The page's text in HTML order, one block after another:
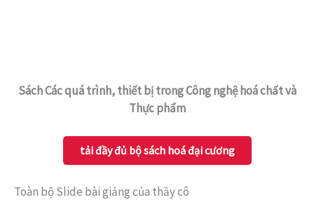
Sách Các quá trình, thiết bị trong Công nghệ hoá chất và
Thực phẩm
tải đầy đủ bộ sách hoá đại cương
Toàn bộ Slide bài giảng của thầy cô